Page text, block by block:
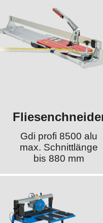
Gdi profi 8500 alu
max. Schnittlänge
bis 880 mm